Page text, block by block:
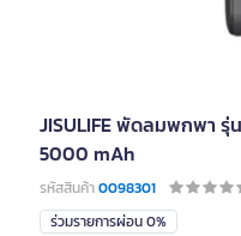
JISULIFE พัดลมพกพา รุ่
5000 mAh
รหัสสินค้า0098301
ร่วมรายการผ่อน 0%